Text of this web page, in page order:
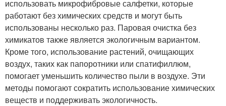
использовать микрофибровые салфетки, которые
работают без химических средств и могут быть
использованы несколько раз. Паровая очистка без
химикатов также является экологичным вариантом.
Кроме того, использование растений, очищающих
воздух, таких как папоротники или спатифиллюм,
помогает уменьшить количество пыли в воздухе. Эти
методы помогают сократить использование химических
веществ и поддерживать экологичность.